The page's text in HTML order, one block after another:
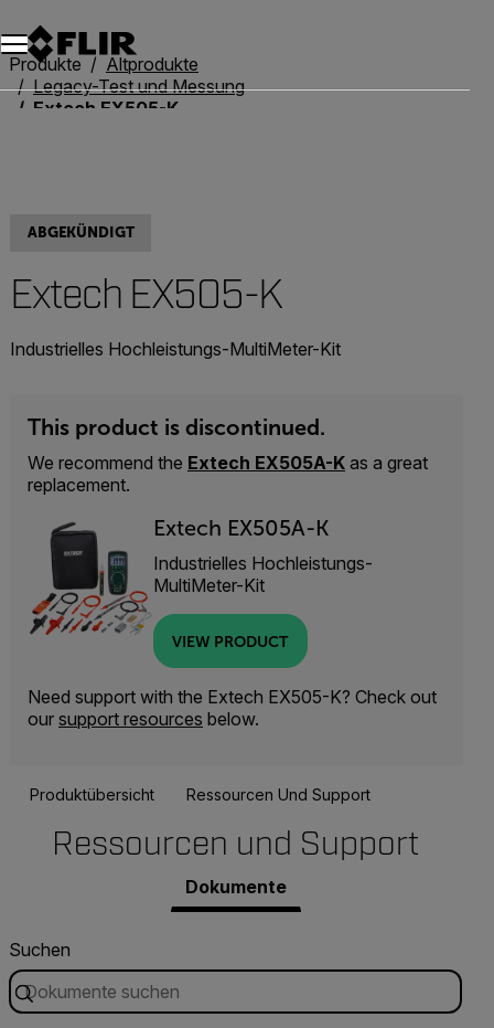
Unread messages
Modell
Entfernen
Elemente
Element
In den Warenkorb
Im Warenkorb
Produkte
Altprodukte
Legacy-Test und Messung
Extech EX505-K
ABGEKÜNDIGT
Extech EX505-K
Industrielles Hochleistungs-MultiMeter-Kit
This product is discontinued.
We recommend the Extech EX505A-K as a great
replacement.
Extech EX505A-K
Industrielles Hochleistungs-
MultiMeter-Kit
VIEW PRODUCT
Need support with the Extech EX505-K? Check out
our support resources below.
Produktübersicht Ressourcen Und Support
Ressourcen und Support
Dokumente
Suchen